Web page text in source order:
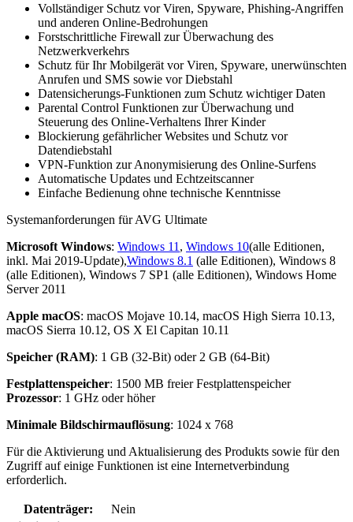
Vollständiger Schutz vor Viren, Spyware, Phishing-Angriffen
und anderen Online-Bedrohungen
Forstschrittliche Firewall zur Überwachung des
Netzwerkverkehrs
Schutz für Ihr Mobilgerät vor Viren, Spyware, unerwünschten
Anrufen und SMS sowie vor Diebstahl
Datensicherungs-Funktionen zum Schutz wichtiger Daten
Parental Control Funktionen zur Überwachung und
Steuerung des Online-Verhaltens Ihrer Kinder
Blockierung gefährlicher Websites und Schutz vor
Datendiebstahl
VPN-Funktion zur Anonymisierung des Online-Surfens
Automatische Updates und Echtzeitscanner
Einfache Bedienung ohne technische Kenntnisse
Systemanforderungen für AVG Ultimate
Microsoft Windows: Windows 11 , Windows 10(alle Editionen,
inkl. Mai 2019-Update),Windows 8.1 (alle Editionen), Windows 8
(alle Editionen), Windows 7 SP1 (alle Editionen), Windows Home
Server 2011
Apple macOS: macOS Mojave 10.14, macOS High Sierra 10.13,
macOS Sierra 10.12, OS X El Capitan 10.11
Speicher (RAM): 1 GB (32-Bit) oder 2 GB (64-Bit)
Festplattenspeicher: 1500 MB freier Festplattenspeicher
Prozessor: 1 GHz oder höher
Minimale Bildschirmauflösung: 1024 x 768
Für die Aktivierung und Aktualisierung des Produkts sowie für den
Zugriff auf einige Funktionen ist eine Internetverbindung
erforderlich.
Datenträger:
Nein